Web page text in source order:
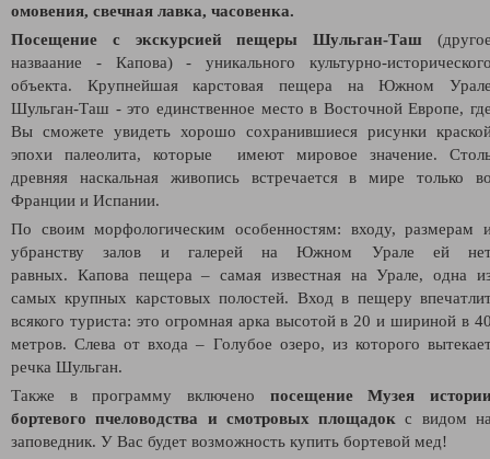
омовения, свечная лавка, часовенка.
Посещение с экскурсией пещеры Шульган-Таш
назваание - Капова)
- уникального культурно-
объекта. Крупнейшая карстовая пещера на Южном
Шульган-Таш - это единственное место в Восточной Европе,
Вы сможете увидеть хорошо сохранившиеся рисунки
эпохи палеолита, которые имеют мировое значение.
древняя наскальная живопись встречается в мире только
Франции и Испании.
По своим морфологическим особенностям: входу, размерам
убранству залов и галерей на Южном Урале ей
равных. Капова пещера – самая известная на Урале, одна
самых крупных карстовых полостей. Вход в пещеру
всякого туриста: это огромная арка высотой в 20 и шириной в
метров. Слева от входа – Голубое озеро, из которого
речка Шульган.
Также в программу включено посещение Музея
бортевого пчеловодства и смотровых площадокс видом
заповедник. У Вас будет возможность купить бортевой мед!